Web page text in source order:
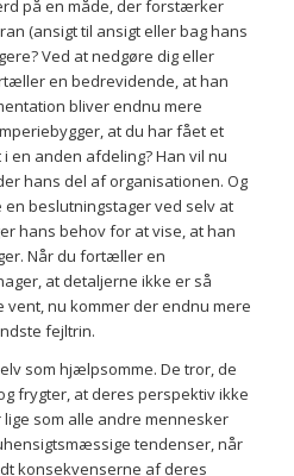
på en måde, der forstærker
(ansigt til ansigt eller bag hans
Ved at nedgøre dig eller
en bedrevidende, at han
bliver endnu mere
at du har fået et
en anden afdeling? Han vil nu
hans del af organisationen. Og
beslutningstager ved selv at
hans behov for at vise, at han
Når du fortæller en
at detaljerne ikke er så
vent, nu kommer der endnu mere
fejltrin.
som hjælpsomme. De tror, de
frygter, at deres perspektiv ikke
som alle andre mennesker
tendenser, når
konsekvenserne af deres